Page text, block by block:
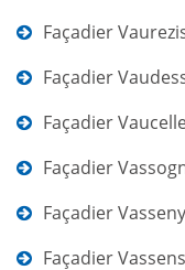
Façadier
Façadier
Façadier
Façadier
Façadier Vasseny
Façadier Vassens